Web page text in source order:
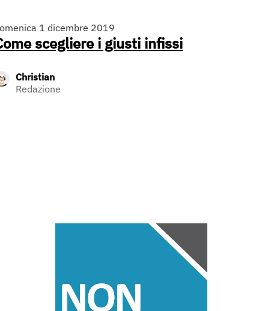
1 dicembre 2019
scegliere i giusti infissi
Christian
Redazione